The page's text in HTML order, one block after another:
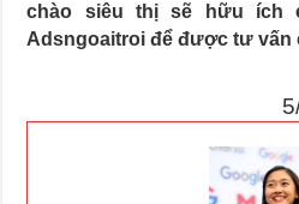
chào siêu thị sẽ hữu ích
Adsngoaitroi để được tư vấn